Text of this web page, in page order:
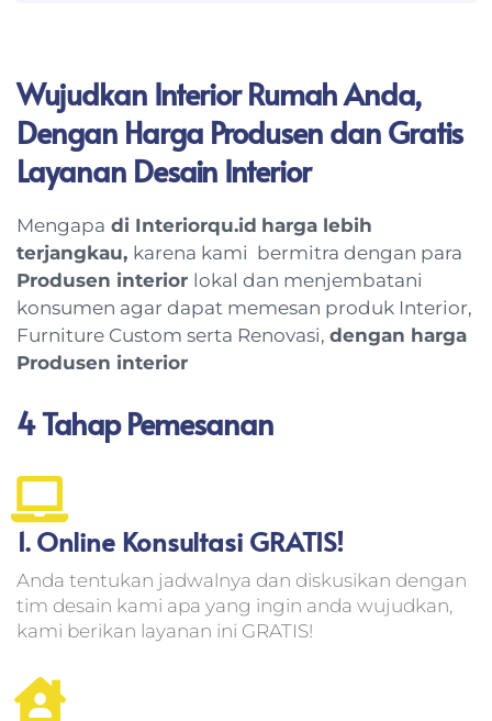
Wujudkan Interior Rumah Anda,
Dengan Harga Produsen dan Gratis
Layanan Desain Interior
Mengapa di Interiorqu.id harga lebih
terjangkau, karena kami bermitra dengan para
Produsen interior lokal dan menjembatani
konsumen agar dapat memesan produk Interior,
Furniture Custom serta Renovasi, dengan harga
Produsen interior
4 Tahap Pemesanan
1. Online Konsultasi GRATIS!
Anda tentukan jadwalnya dan diskusikan dengan
tim desain kami apa yang ingin anda wujudkan,
kami berikan layanan ini GRATIS!